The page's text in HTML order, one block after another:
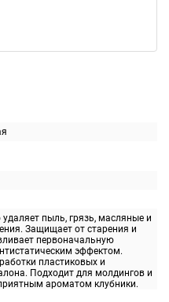
пыль, грязь, масляные и
Защищает от старения и
первоначальную
эффектом.
пластиковых и
Подходит для молдингов и
ароматом клубники.